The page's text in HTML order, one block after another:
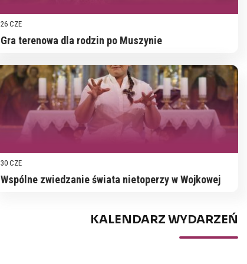
26 CZE
Gra terenowa dla rodzin po Muszynie
30 CZE
Wspólne zwiedzanie świata nietoperzy w Wojkowej
KALENDARZ WYDARZEŃ